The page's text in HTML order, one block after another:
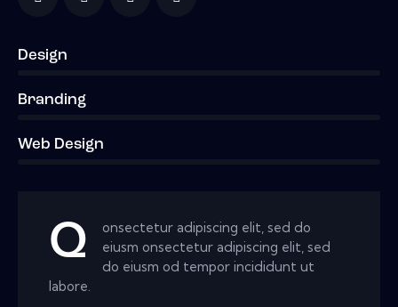
Design
Branding
Web Design
Q
onsectetur adipiscing elit, sed do
eiusm onsectetur adipiscing elit, sed
do eiusm od tempor incididunt ut
labore.